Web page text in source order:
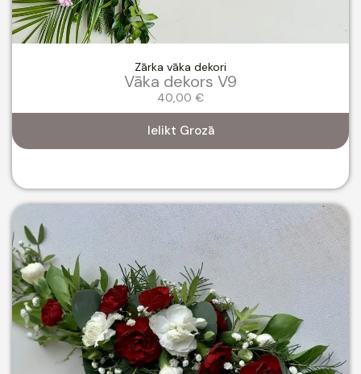
Zārka vāka dekori
Vāka dekors V9
40,00 €
Ielikt Grozā